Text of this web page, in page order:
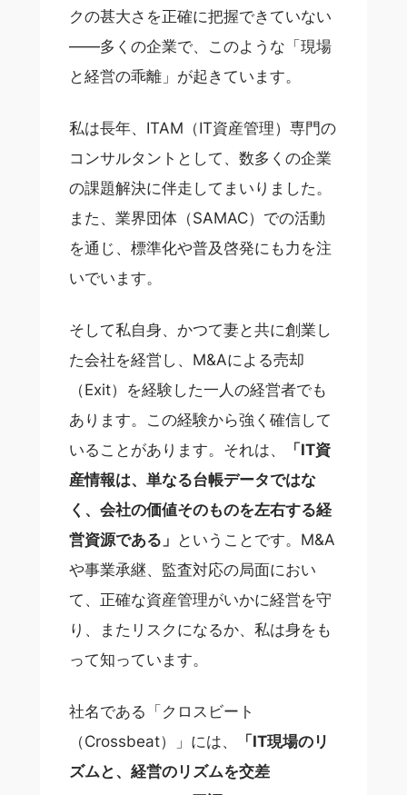
クの甚大さを正確に把握できていない
――多くの企業で、このような「現場
と経営の乖離」が起きています。
私は長年、ITAM（IT資産管理）専門の
コンサルタントとして、数多くの企業
の課題解決に伴走してまいりました。
また、業界団体（SAMAC）での活動
を通じ、標準化や普及啓発にも力を注
いでいます。
そして私自身、かつて妻と共に創業し
た会社を経営し、M&Aによる売却
（Exit）を経験した一人の経営者でも
あります。この経験から強く確信して
いることがあります。それは、
「IT資
産情報は、単なる台帳データではな
く、会社の価値そのものを左右する経
営資源である」 ということです。M&A
や事業承継、監査対応の局面におい
て、正確な資産管理がいかに経営を守
り、またリスクになるか、私は身をも
って知っています。
社名である「クロスビート
（Crossbeat）」には、
「IT現場のリ
ズムと、経営のリズムを交差